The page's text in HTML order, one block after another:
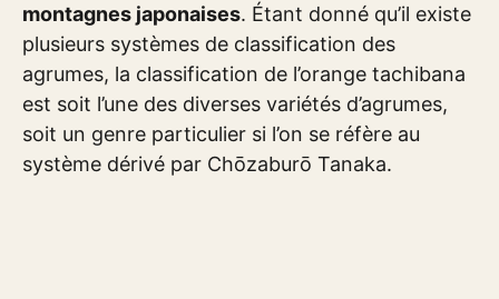
montagnes japonaises. Étant donné qu’il existe
plusieurs systèmes de classification des
agrumes, la classification de l’orange tachibana
est soit l’une des diverses variétés d’agrumes,
soit un genre particulier si l’on se réfère au
système dérivé par Chōzaburō Tanaka.